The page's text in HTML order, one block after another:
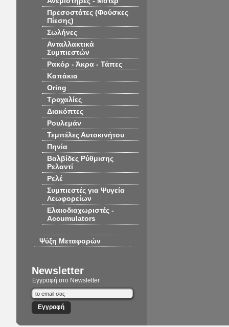
Πρεσοστάτες (Φούσκες
Πίεσης)
Σωλήνες
Ανταλλακτικά
Συμπιεστών
Ρακόρ - Άκρα - Τάπες
Καπάκια
Oring
Τροχαλίες
Διακόπτες
Ρουλεμάν
Τεμπέλες Αυτοκινήτου
Πηνία
Βαλβίδες Ρύθμισης
Ρελαντί
Ρελέ
Συμπιεστές για Ψυγεία
Λεωφορείων
Ελαιοδιαχωριστές -
Accumulators
Ψύξη Μεταφορών
Newsletter
Εγγραφή στο Newsletter